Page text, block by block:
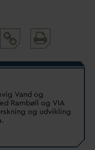
and
Vand og
Rambøll og VIA
og udvikling